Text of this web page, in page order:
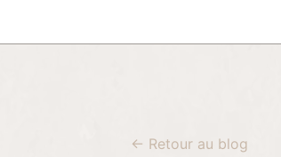
← Retour au blog